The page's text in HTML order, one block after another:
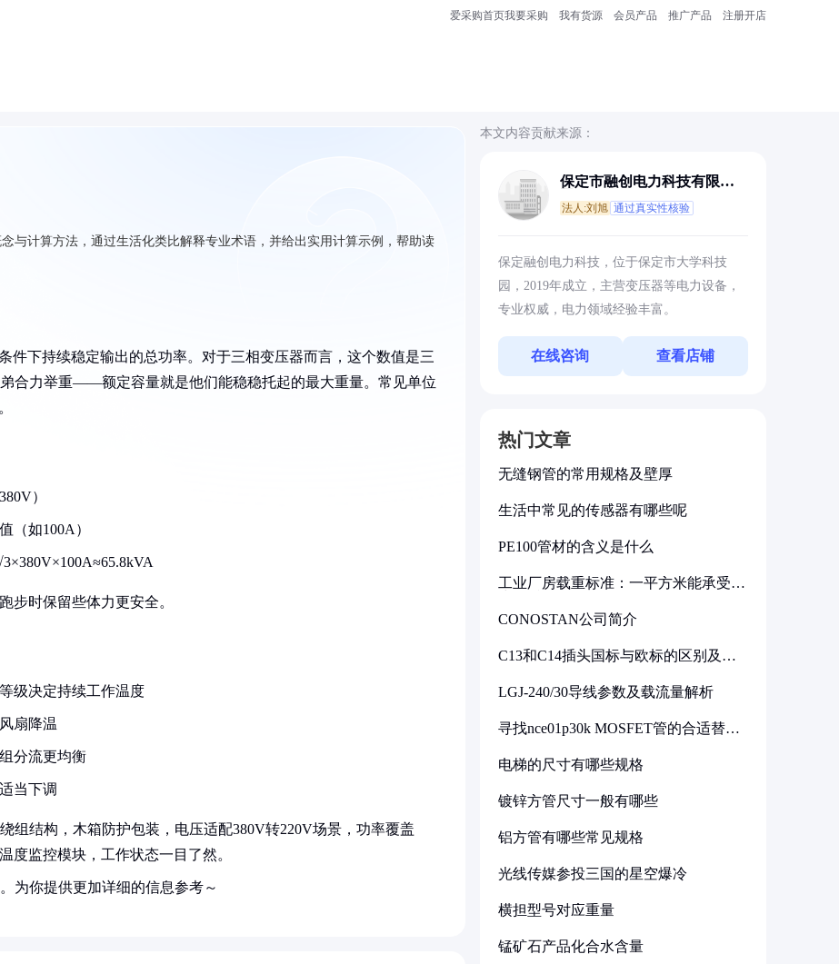
爱采购首页我要采购 我有货源 会员产品 推广产品 注册开店
与计算方法，通过生活化类比解释专业术语，并给出实用计算示例，帮助读
件下持续稳定输出的总功率。对于三相变压器而言，这个数值是三
合力举重——额定容量就是他们能稳稳托起的最大重量。常见单位
）
（如100A）
步时保留些体力更安全。
级决定持续工作温度
扇降温
分流更均衡
当下调
组结构，木箱防护包装，电压适配380V转220V场景，功率覆盖
度监控模块，工作状态一目了然。
为你提供更加详细的信息参考～
本文内容贡献来源：
保定市融创电力科技有限公
法人:刘旭 通过真实性核验
保定融创电力科技，位于保定市大学科技
园，2019年成立，主营变压器等电力设备，
专业权威，电力领域经验丰富。
在线咨询 查看店铺
热门文章
无缝钢管的常用规格及壁厚
生活中常见的传感器有哪些呢
PE100管材的含义是什么
工业厂房载重标准：一平方米能承受多
CONOSTAN公司简介
C13和C14插头国标与欧标的区别及其
LGJ-240/30导线参数及载流量解析
寻找nce01p30k MOSFET管的合适替代
电梯的尺寸有哪些规格
镀锌方管尺寸一般有哪些
铝方管有哪些常见规格
光线传媒参投三国的星空爆冷
横担型号对应重量
锰矿石产品化合水含量